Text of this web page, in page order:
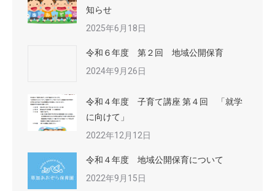
知らせ
2025年6月18日
令和６年度 第２回 地域公開保育
2024年9月26日
令和４年度 子育て講座 第４回 「就学
に向けて」
2022年12月12日
令和４年度 地域公開保育について
2022年9月15日